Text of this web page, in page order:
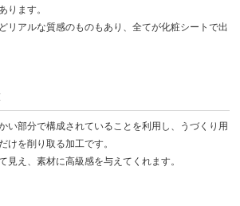
ります。
リアルな質感のものもあり、全てが化粧シートで出
い部分で構成されていることを利用し、うづくり用
けを削り取る加工です。
見え、素材に高級感を与えてくれます。